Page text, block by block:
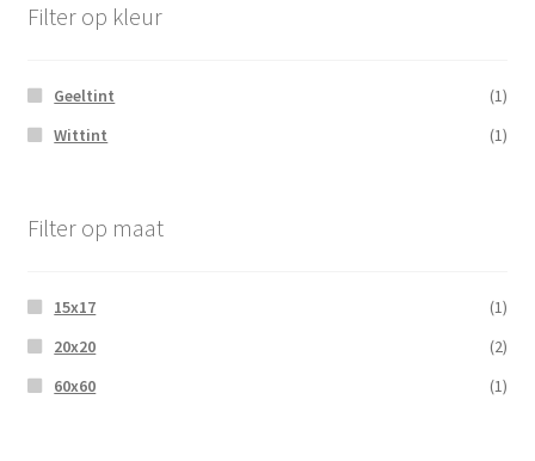
Filter op kleur
Geeltint
(1)
Wittint
(1)
Filter op maat
15x17
(1)
20x20
(2)
60x60
(1)